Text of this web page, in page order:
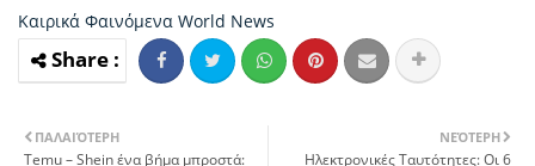
Καιρικά Φαινόμενα World News
ΝΕΌΤΕΡΗ
Ηλεκτρονικές Ταυτότητες: Οι 6
ΠΑΛΑΙΌΤΕΡΗ
Temu – Shein ένα βήμα μπροστά: